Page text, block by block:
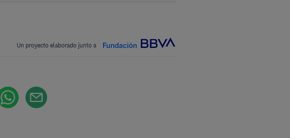
Un proyecto elaborado junto a